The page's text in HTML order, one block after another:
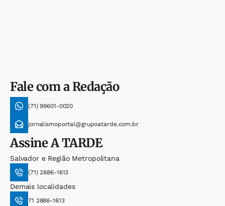
Fale com a Redação
(71) 99601-0020
jornalismoportal@grupoatarde.com.br
AssineA TARDE
Salvador e Região Metropolitana
(71) 2886-1613
Demais localidades
71 2886-1613